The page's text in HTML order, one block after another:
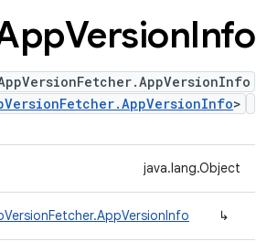
VersionInfo
>
java.lang.Object
↳